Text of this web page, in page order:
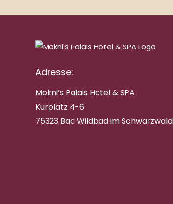
Adresse:
Mokni’s Palais Hotel & SPA
Kurplatz 4-6
75323 Bad Wildbad im Schwarzwald